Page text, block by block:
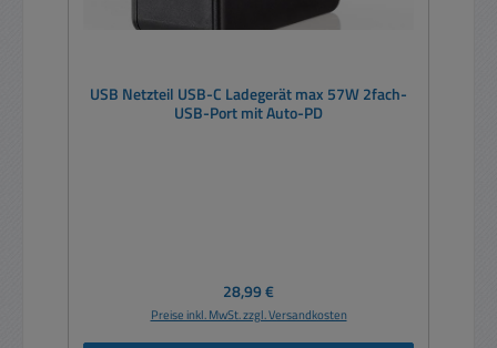
USB Netzteil USB-C Ladegerät max 57W 2fach-
USB-Port mit Auto-PD
Regulärer Preis:
28,99 €
Preise inkl. MwSt. zzgl. Versandkosten